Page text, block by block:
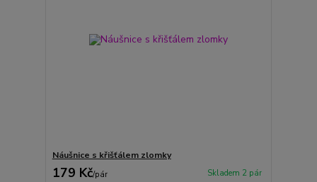
Náušnice s křišťálem zlomky
179 Kč/pár Skladem 2 pár